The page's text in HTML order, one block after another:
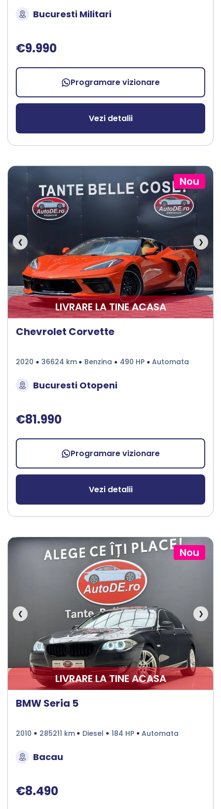
Bucuresti Militari
€9.990
Programare vizionare
Vezi detalii
Nou
❮ ❯
LIVRARE LA TINE ACASA
Chevrolet Corvette
2020 36624 km Benzina 490 HP Automata
Bucuresti Otopeni
€81.990
Programare vizionare
Vezi detalii
Nou
❮ ❯
LIVRARE LA TINE ACASA
BMW Seria 5
2010 285211 km Diesel 184 HP Automata
Bacau
€8.490